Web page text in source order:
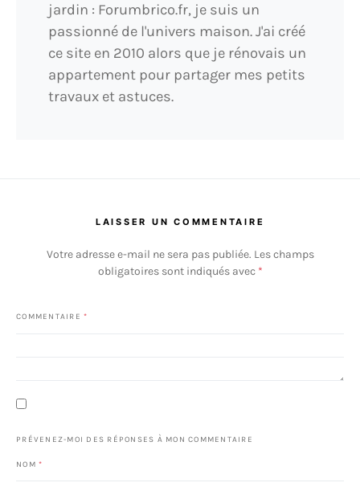
jardin : Forumbrico.fr, je suis un
passionné de l'univers maison. J'ai créé
ce site en 2010 alors que je rénovais un
appartement pour partager mes petits
travaux et astuces.
LAISSER UN COMMENTAIRE
Votre adresse e-mail ne sera pas publiée. Les champs
obligatoires sont indiqués avec *
COMMENTAIRE *
PRÉVENEZ-MOI DES RÉPONSES À MON COMMENTAIRE
NOM *